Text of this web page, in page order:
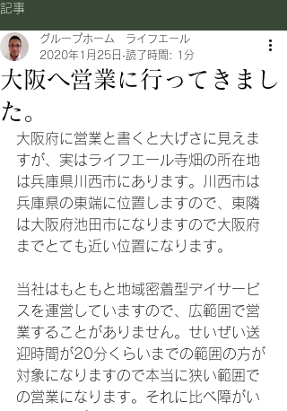
記事
大阪へ営業に行ってきまし
た。
グループホーム ライフエール
2020年1月25日 読了時間: 1分
大阪府に営業と書くと大げさに見えま
すが、実はライフエール寺畑の所在地
は兵庫県川西市にあります。川西市は
兵庫県の東端に位置しますので、東隣
は大阪府池田市になりますので大阪府
までとても近い位置になります。
当社はもともと地域密着型デイサービ
スを運営していますので、広範囲で営
業することがありません。せいぜい送
迎時間が20分くらいまでの範囲の方が
対象になりますので本当に狭い範囲で
の営業になります。それに比べ障がい